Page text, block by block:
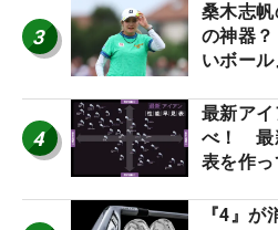
3
桑木志
の神器
いボー
ー』 #女
4
最新ア
べ！ 最
表を作
『4』が